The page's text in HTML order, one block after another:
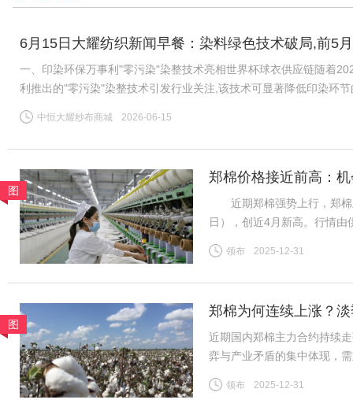
6月15日大耀纺织新闻早餐：染料绿色技术破局,前5
一、印染环保万事利"零污染"染整技术亮相世界杯球衣供应链随着
利推出的"零污染"染整技术引发行业关注,该技术可显著降低印染环
中恒大耀纱布商城 2026-06-15
图
郑棉价格接近前高：
近期郑棉强势上行，郑棉
日），创近4月新高。行情
（一）供给预期收紧成核
领布 2025-12-31
图
郑棉为何连续上涨？
近期国内郑棉主力合约持续
弈与产业矛盾的集中体现，
格上涨提供助力。新疆棉花
领布 2025-12-31